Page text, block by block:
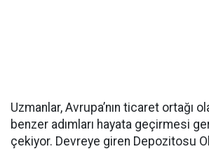
Uzmanlar, Avrupa’nın ticaret ortağı
benzer adımları hayata geçirmesi
çekiyor. Devreye giren Depozitosu